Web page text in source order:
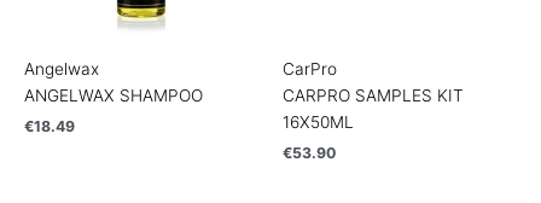
Angelwax
ANGELWAX SHAMPOO
€18.49
CarPro
CARPRO SAMPLES KIT
16X50ML
€53.90